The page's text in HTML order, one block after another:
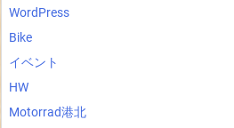
WordPress
Bike
イベント
HW
Motorrad港北